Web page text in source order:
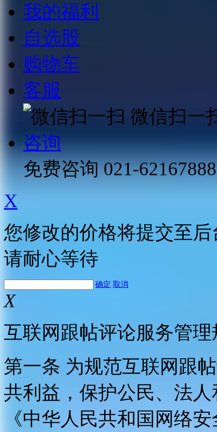
我的福利
自选股
购物车
客服
微信扫一
咨询
免费咨询 021-62167888
X
您修改的价格将提交至
请耐心等待
确定 取消
X
互联网跟帖评论服务管理
第一条 为规范互联网跟
共利益，保护公民、法
《中华人民共和国网络